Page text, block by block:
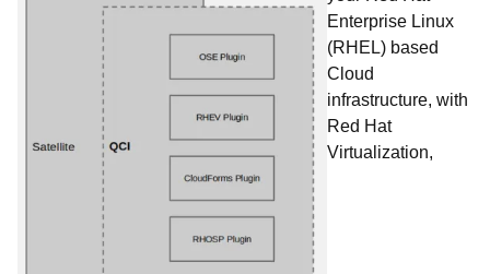
Enterprise Linux
(RHEL) based
Cloud
infrastructure, with
Red Hat
Virtualization,